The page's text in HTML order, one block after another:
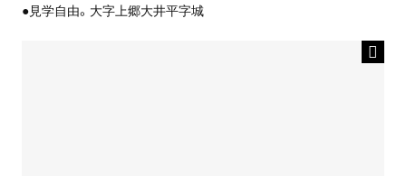
●見学自由。大字上郷大井平字城